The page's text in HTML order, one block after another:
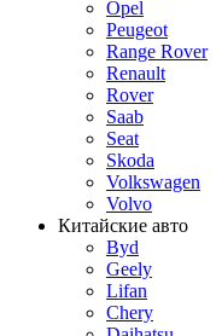
Opel
Peugeot
Range Rover
Renault
Rover
Saab
Seat
Skoda
Volkswagen
Volvo
Китайские авто
Byd
Geely
Lifan
Chery